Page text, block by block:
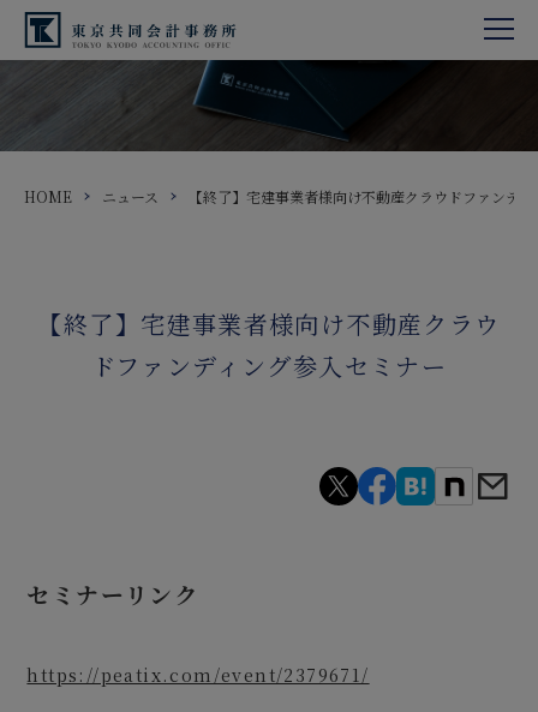
HOME ニュース 【終了】宅建事業者様向け不動産クラウドファンデ
【終了】宅建事業者様向け不動産クラウ
ドファンディング参入セミナー
セミナーリンク
https://peatix.com/event/2379671/